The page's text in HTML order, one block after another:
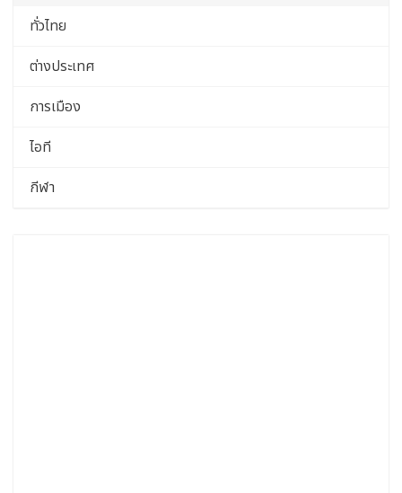
ทั่วไทย
ต่างประเทศ
การเมือง
ไอที
กีฬา